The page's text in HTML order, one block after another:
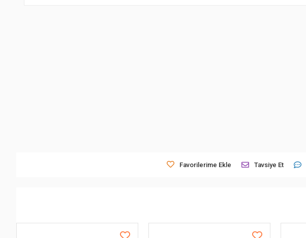
Favorilerime Ekle Tavsiye Et